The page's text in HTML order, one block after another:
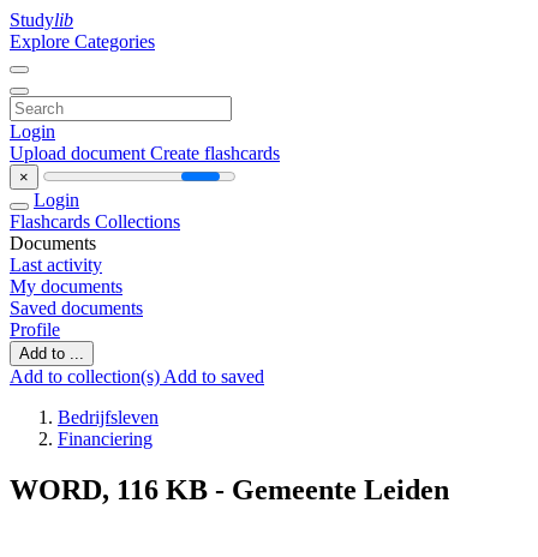
Studylib
Explore Categories
Login
Upload document Create flashcards
×
Login
Flashcards Collections
Documents
Last activity
My documents
Saved documents
Profile
Add to ...
Add to collection(s) Add to saved
Bedrijfsleven
Financiering
WORD, 116 KB - Gemeente Leiden